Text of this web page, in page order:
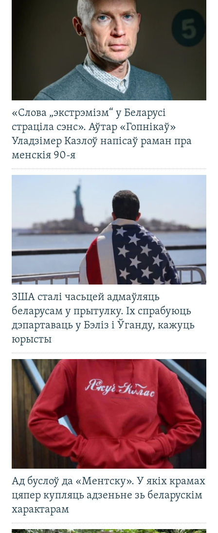
«Слова „экстрэмізм“ у Беларусі
страціла сэнс». Аўтар «Гопнікаў»
Уладзімер Казлоў напісаў раман пра
менскія 90-я
ЗША сталі часьцей адмаўляць
беларусам у прытулку. Іх спрабуюць
дэпартаваць у Бэліз і Ўганду, кажуць
юрысты
Ад буслоў да «Ментску». У якіх крамах
цяпер купляць адзеньне зь беларускім
характарам